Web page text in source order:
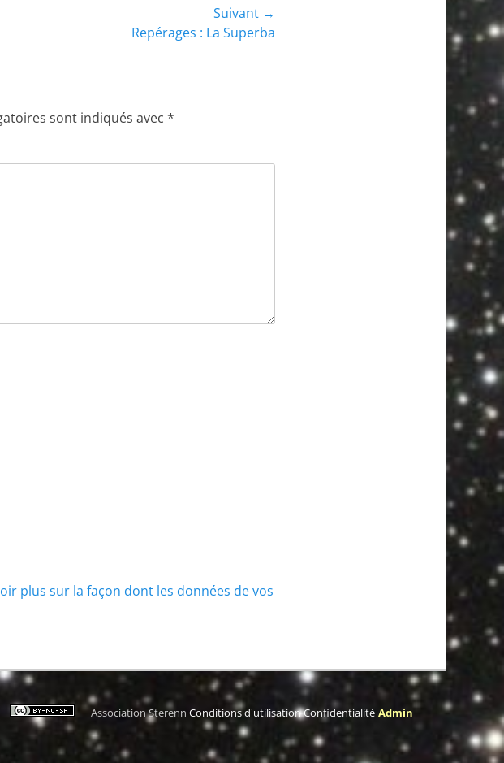
Suivant →
Repérages : La Superba
sont indiqués avec *
plus sur la façon dont les données de vos
Association Sterenn Conditions d'utilisationConfidentialité Admin